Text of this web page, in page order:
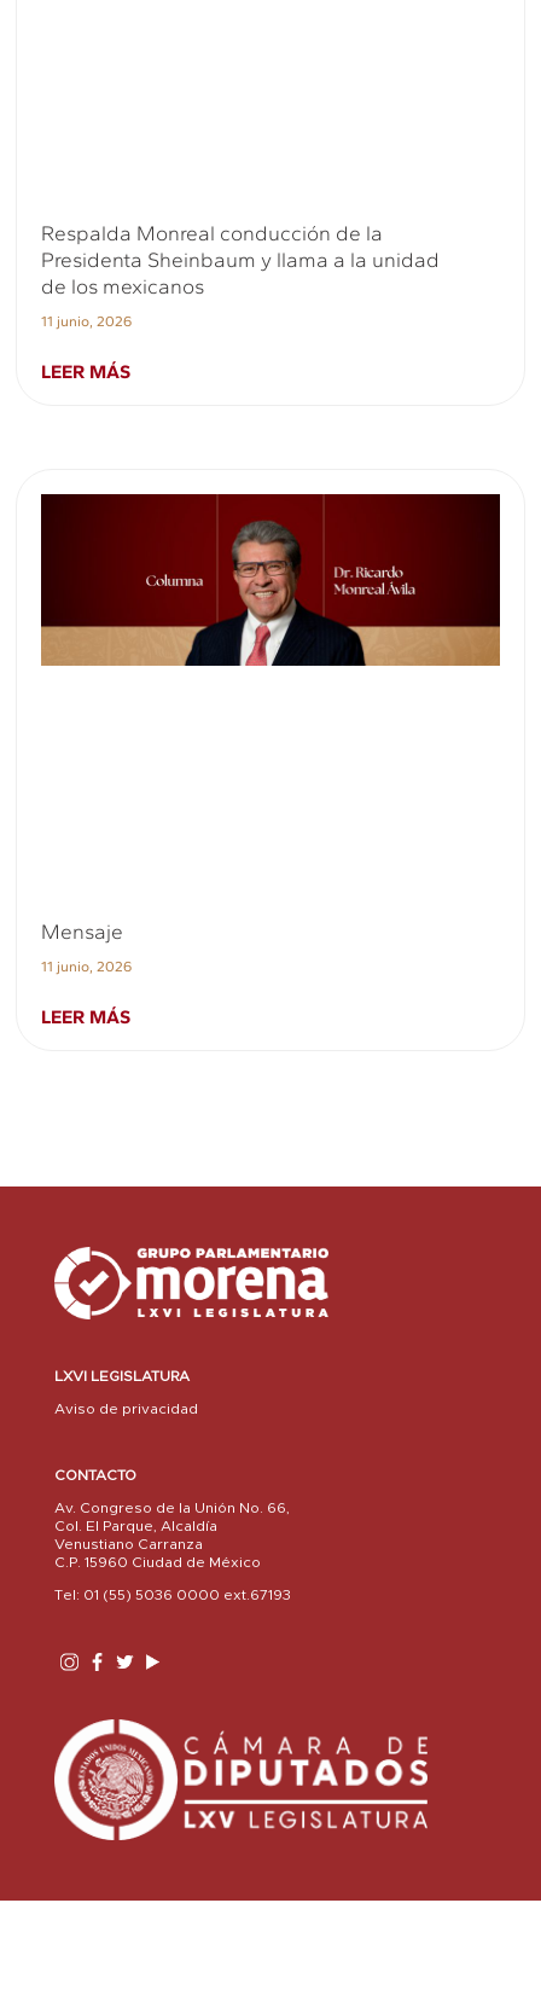
Respalda Monreal conducción de la
Presidenta Sheinbaum y llama a la unidad
de los mexicanos
11 junio, 2026
LEER MÁS
Mensaje
11 junio, 2026
LEER MÁS
LXVI LEGISLATURA
Aviso de privacidad
CONTACTO
Av. Congreso de la Unión No. 66,
Col. El Parque, Alcaldía
Venustiano Carranza
C.P. 15960 Ciudad de México
Tel: 01 (55) 5036 0000 ext.67193